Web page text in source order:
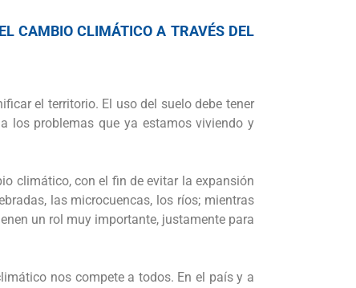
CAMBIO CLIMÁTICO A TRAVÉS DEL
el territorio. El uso del suelo debe tener
los problemas que ya estamos viviendo y
climático, con el fin de evitar la expansión
las microcuencas, los ríos; mientras
un rol muy importante, justamente para
nos compete a todos. En el país y a